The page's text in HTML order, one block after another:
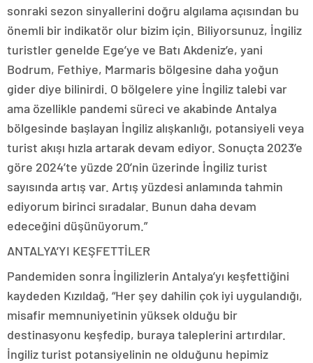
sonraki sezon sinyallerini doğru algılama açısından bu
önemli bir indikatör olur bizim için. Biliyorsunuz, İngiliz
turistler genelde Ege’ye ve Batı Akdeniz’e, yani
Bodrum, Fethiye, Marmaris bölgesine daha yoğun
gider diye bilinirdi. O bölgelere yine İngiliz talebi var
ama özellikle pandemi süreci ve akabinde Antalya
bölgesinde başlayan İngiliz alışkanlığı, potansiyeli veya
turist akışı hızla artarak devam ediyor. Sonuçta 2023’e
göre 2024’te yüzde 20’nin üzerinde İngiliz turist
sayısında artış var. Artış yüzdesi anlamında tahmin
ediyorum birinci sıradalar. Bunun daha devam
edeceğini düşünüyorum.”
ANTALYA’YI KEŞFETTİLER
Pandemiden sonra İngilizlerin Antalya’yı keşfettiğini
kaydeden Kızıldağ, “Her şey dahilin çok iyi uygulandığı,
misafir memnuniyetinin yüksek olduğu bir
destinasyonu keşfedip, buraya taleplerini artırdılar.
İngiliz turist potansiyelinin ne olduğunu hepimiz